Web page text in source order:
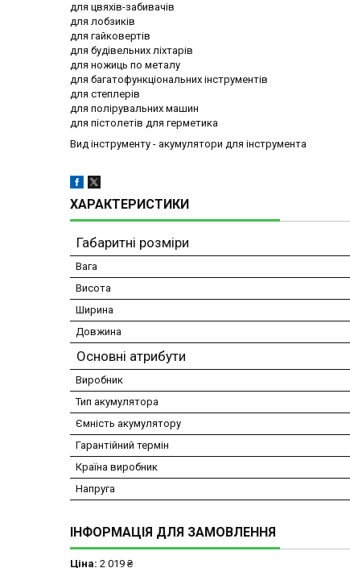
для цвяхів-забивачів
для лобзиків
для гайковертів
для будівельних ліхтарів
для ножиць по металу
для багатофункціональних інструментів
для степлерів
для полірувальних машин
для пістолетів для герметика
Вид інструменту - акумулятори для інструмента
ХАРАКТЕРИСТИКИ
Габаритні розміри
Вага
Висота
Ширина
Довжина
Основні атрибути
Виробник
Тип акумулятора
Ємність акумулятору
Гарантійний термін
Країна виробник
Напруга
ІНФОРМАЦІЯ ДЛЯ ЗАМОВЛЕННЯ
Ціна: 2 019 ₴